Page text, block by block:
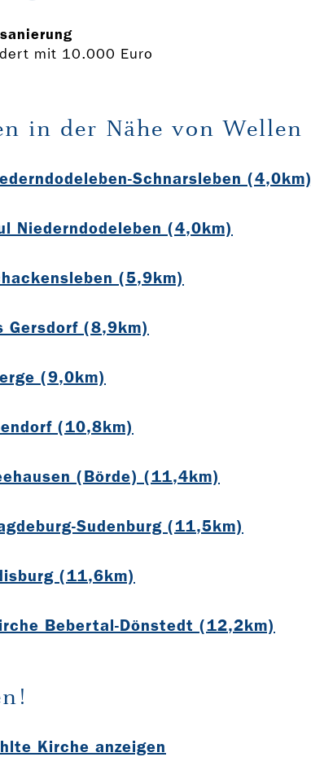
mit 10.000 Euro
in der Nähe von Wellen
Schnarsleben (4,0km)
Niederndodeleben (4,0km)
(5,9km)
Gersdorf (8,9km)
(9,0km)
(10,8km)
(Börde) (11,4km)
Sudenburg (11,5km)
(11,6km)
Bebertal-Dönstedt (12,2km)
Kirche anzeigen